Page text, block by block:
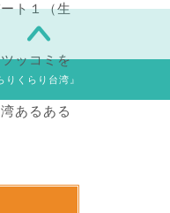
ト１（生
ッコミを
あるある
くらり台湾』